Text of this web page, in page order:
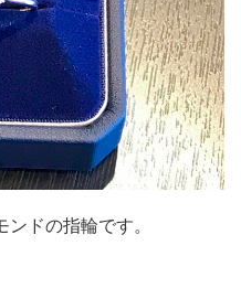
ドの指輪です。